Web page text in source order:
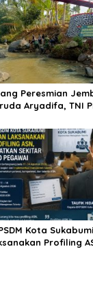
Peresmian
Aryadifa, TNI
Kota
Profiling